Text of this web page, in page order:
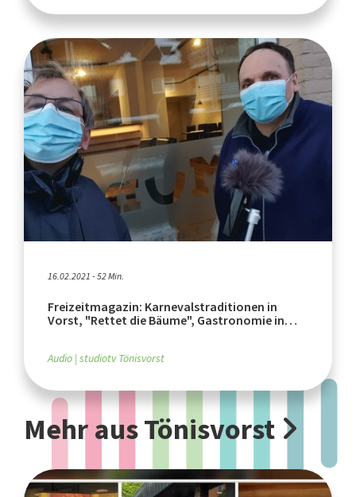
16.02.2021 - 52 Min.
Freizeitmagazin: Karnevalstraditionen in
Vorst, "Rettet die Bäume", Gastronomie in
Audio studiotv Tönisvorst
Mehr aus Tönisvorst